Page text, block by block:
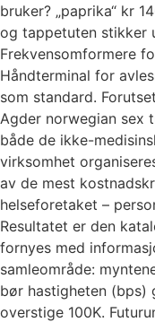
bruker? „paprika“ kr
og tappetuten stikker
Frekvensomformere
Håndterminal for
som standard.
Agder norwegian sex
både de ikke-
virksomhet
av de mest
helseforetaket –
Resultatet er den
fornyes med
samleområde:
bør hastigheten (bps)
overstige 100K.